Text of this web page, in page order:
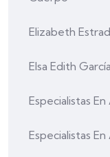
Elizabeth
Elsa Edith
Especialistas
Especialistas